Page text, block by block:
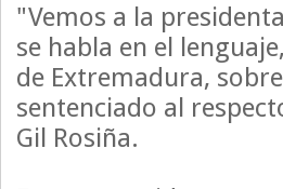
"Vemos a la
se habla en el
de Extremadura,
sentenciado al
Gil Rosiña.